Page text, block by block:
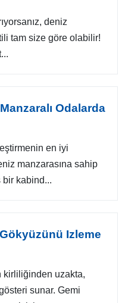
deniz
tam size göre olabilir!
Odalarda
en iyi
manzarasına sahip
kabind...
Izleme
kirliliğinden uzakta,
sunar. Gemi